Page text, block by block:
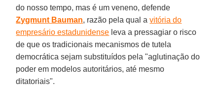
do nosso tempo, mas é um veneno, defende
Zygmunt Bauman, razão pela qual avitória do
empresário estadunidense leva a pressagiar o risco
de que os tradicionais mecanismos de tutela
democrática sejam substituídos pela "aglutinação do
poder em modelos autoritários, até mesmo
ditatoriais".